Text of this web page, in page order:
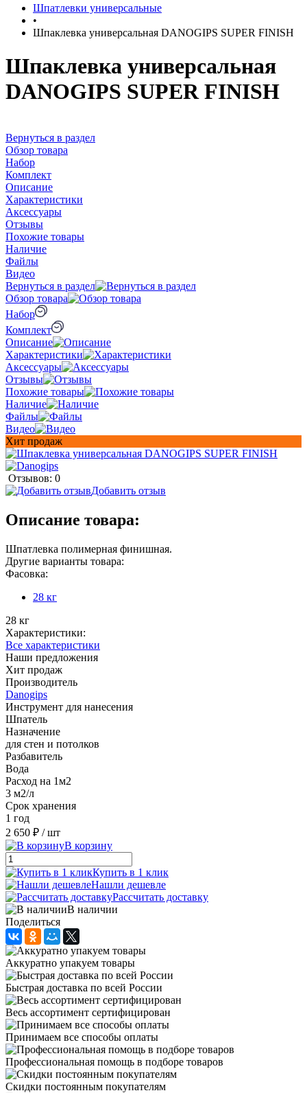
Шпатлевки универсальные
•
Шпаклевка универсальная DANOGIPS SUPER FINISH
Шпаклевка универсальная
DANOGIPS SUPER FINISH
Вернуться в раздел
Обзор товара
Набор
Комплект
Описание
Характеристики
Аксессуары
Отзывы
Похожие товары
Наличие
Файлы
Видео
Вернуться в раздел
Обзор товара
Набор
Комплект
Описание
Характеристики
Аксессуары
Отзывы
Похожие товары
Наличие
Файлы
Видео
Хит продаж
Отзывов: 0
Добавить отзыв
Описание товара:
Шпатлевка полимерная финишная.
Другие варианты товара:
Фасовка:
28 кг
28 кг
Характеристики:
Все характеристики
Наши предложения
Хит продаж
Производитель
Danogips
Инструмент для нанесения
Шпатель
Назначение
для стен и потолков
Разбавитель
Вода
Расход на 1м2
3 м2/л
Срок хранения
1 год
2 650 ₽ / шт
В корзину
Купить в 1 клик
Нашли дешевле
Рассчитать доставку
В наличии
Поделиться
Аккуратно упакуем товары
Быстрая доставка по всей России
Весь ассортимент сертифицирован
Принимаем все способы оплаты
Профессиональная помощь в подборе товаров
Скидки постоянным покупателям